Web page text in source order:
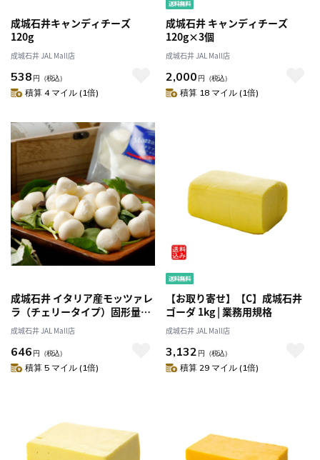
成城石井キャンディチーズ
120g
成城石井 JAL Mall店
538 円 （税込）
積算 4 マイル (1倍)
成城石井 キャンディチーズ
120g×3個
成城石井 JAL Mall店
2,000 円 （税込）
積算 18 マイル (1倍)
成城石井 イタリア産モッツァレ
ラ（チェリータイプ）固形量
150g
成城石井 JAL Mall店
646 円 （税込）
積算 5 マイル (1倍)
【お取り寄せ】【C】成城石井
ゴーダ 1kg | 業務用規格
成城石井 JAL Mall店
3,132 円 （税込）
積算 29 マイル (1倍)